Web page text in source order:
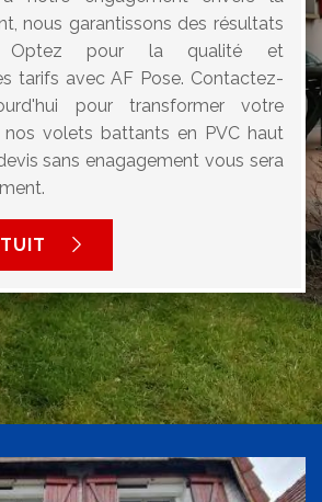
nous garantissons des résultats
Optez pour la qualité et
tarifs avec AF Pose. Contactez-
pour transformer votre
volets battants en PVC haut
sans enagagement vous sera